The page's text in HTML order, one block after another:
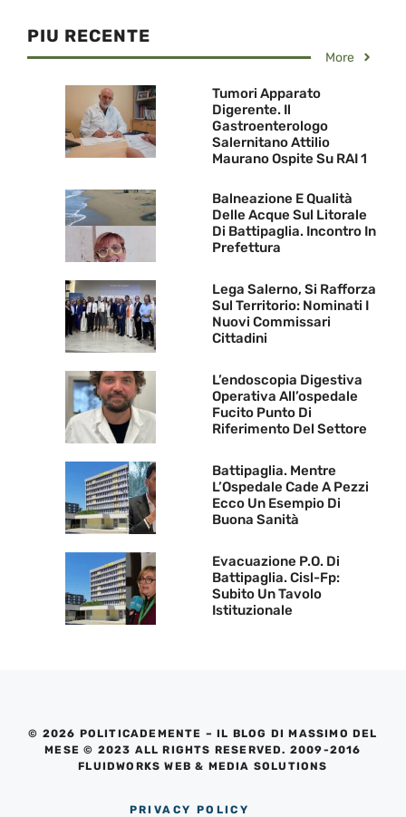
PIU RECENTE
More
Tumori Apparato
Digerente. Il
Gastroenterologo
Salernitano Attilio
Maurano Ospite Su RAI 1
Balneazione E Qualità
Delle Acque Sul Litorale
Di Battipaglia. Incontro In
Prefettura
Lega Salerno, Si Rafforza
Sul Territorio: Nominati I
Nuovi Commissari
Cittadini
L’endoscopia Digestiva
Operativa All’ospedale
Fucito Punto Di
Riferimento Del Settore
Battipaglia. Mentre
L’Ospedale Cade A Pezzi
Ecco Un Esempio Di
Buona Sanità
Evacuazione P.O. Di
Battipaglia. Cisl-Fp:
Subito Un Tavolo
Istituzionale
© 2026 POLITICADEMENTE – IL BLOG DI MASSIMO DEL
MESE © 2023 ALL RIGHTS RESERVED. 2009-2016
FLUIDWORKS WEB & MEDIA SOLUTIONS
PRIVACY POLICY